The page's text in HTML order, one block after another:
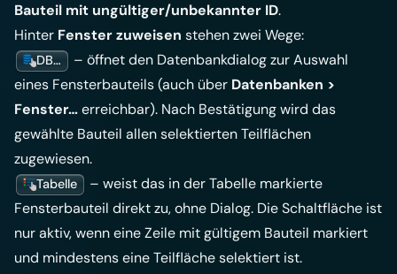
Bauteil mit ungültiger/unbekannter ID.
Hinter Fenster zuweisen stehen zwei Wege:
DB…
– öffnet den Datenbankdialog zur Auswahl
eines Fensterbauteils (auch über Datenbanken >
Fenster…erreichbar). Nach Bestätigung wird das
gewählte Bauteil allen selektierten Teilflächen
zugewiesen.
Tabelle
– weist das in der Tabelle markierte
Fensterbauteil direkt zu, ohne Dialog. Die Schaltfläche ist
nur aktiv, wenn eine Zeile mit gültigem Bauteil markiert
und mindestens eine Teilfläche selektiert ist.